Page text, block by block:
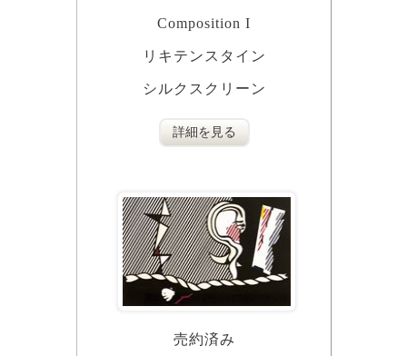
Composition I
リキテンスタイン
シルクスクリーン
詳細を見る
売約済み